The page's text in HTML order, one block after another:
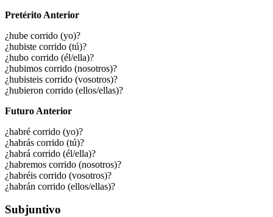
Pretérito Anterior
¿hube corrido (yo)?
¿hubiste corrido (tú)?
¿hubo corrido (él/ella)?
¿hubimos corrido (nosotros)?
¿hubisteis corrido (vosotros)?
¿hubieron corrido (ellos/ellas)?
Futuro Anterior
¿habré corrido (yo)?
¿habrás corrido (tú)?
¿habrá corrido (él/ella)?
¿habremos corrido (nosotros)?
¿habréis corrido (vosotros)?
¿habrán corrido (ellos/ellas)?
Subjuntivo